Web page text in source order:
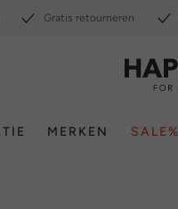
Gratis retourneren
MERKEN SALE%